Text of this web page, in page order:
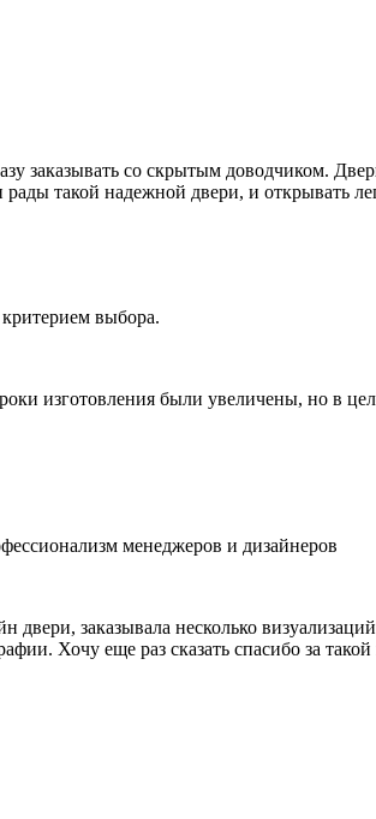
заказывать со скрытым доводчиком.
такой надежной двери, и открывать
выбора.
изготовления были увеличены, но в
менеджеров и дизайнеров
заказывала несколько
Хочу еще раз сказать спасибо за